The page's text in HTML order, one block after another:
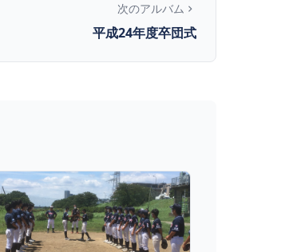
次のアルバム
平成24年度卒団式